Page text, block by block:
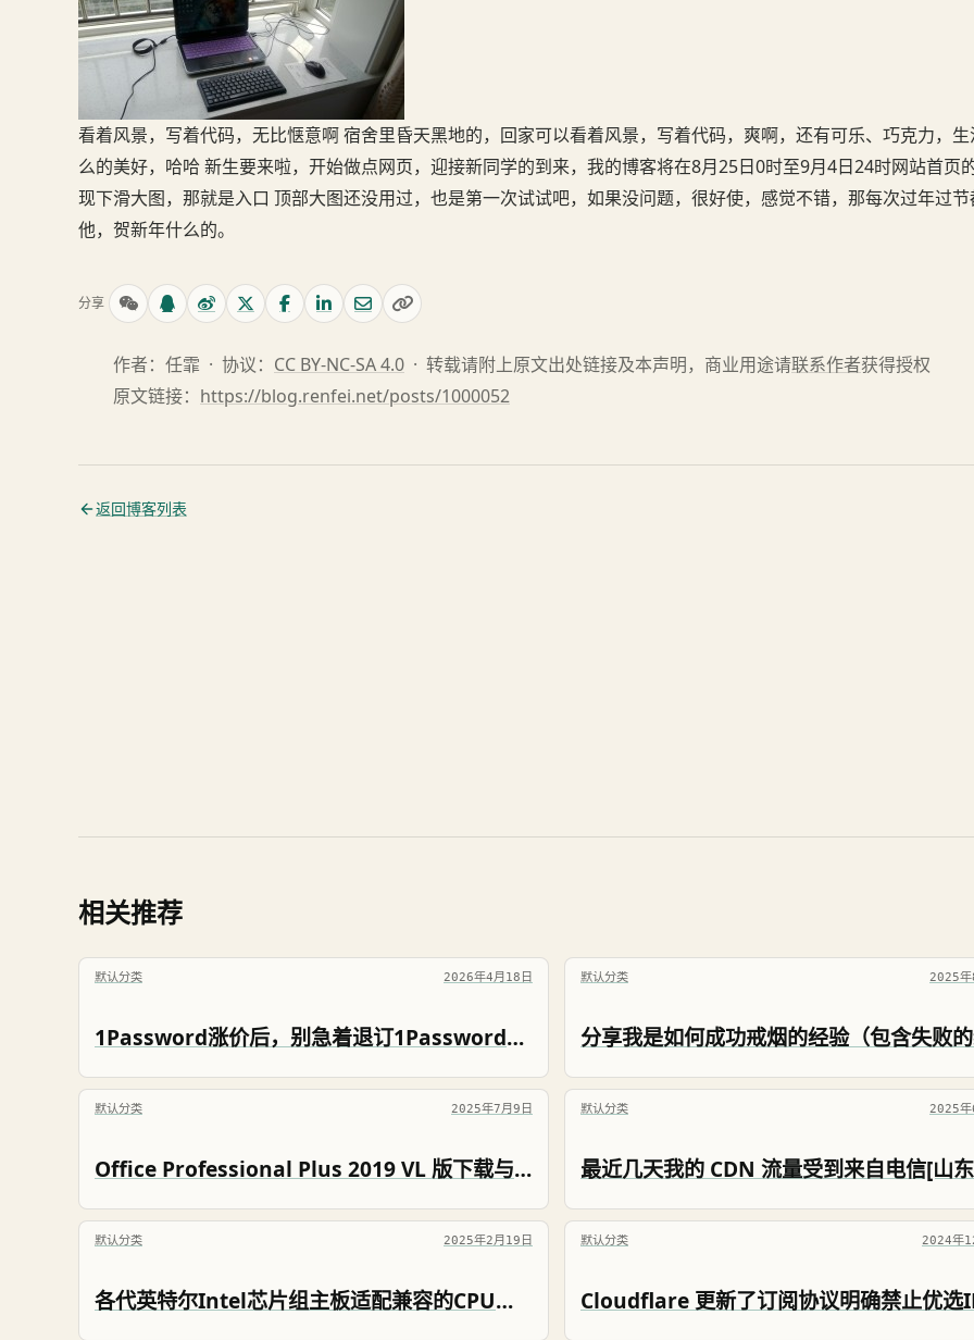
看着风景，写着代码，无比惬意啊 宿舍里昏天黑地的，回家可以看着风景，写着代码，爽啊，还有可乐、巧克力，
么的美好，哈哈 新生要来啦，开始做点网页，迎接新同学的到来，我的博客将在8月25日0时至9月4日24时网站首页
现下滑大图，那就是入口 顶部大图还没用过，也是第一次试试吧，如果没问题，很好使，感觉不错，那每次过年过
他，贺新年什么的。
分享
作者：任霏 · 协议： CC BY-NC-SA 4.0 · 转载请附上原文出处链接及本声明，商业用途请联系作者获得授权
原文链接： https://blog.renfei.net/posts/1000052
返回博客列表
相关推荐
默认分类 2026年4月18日
1Password涨价后，别急着退订1Password，这个操作能帮你省25%
默认分类 2025年
默认分类 2025年7月9日
Office Professional Plus 2019 VL 版下载与 KMS 激活
默认分类 2025年
默认分类 2025年2月19日
各代英特尔Intel芯片组主板适配兼容的CPU和DDR内存数据统计
默认分类 2024年